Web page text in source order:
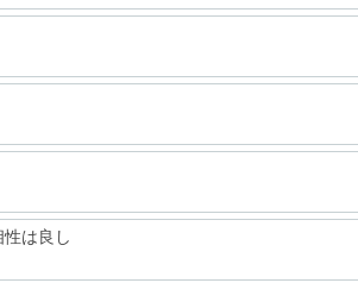
は良し